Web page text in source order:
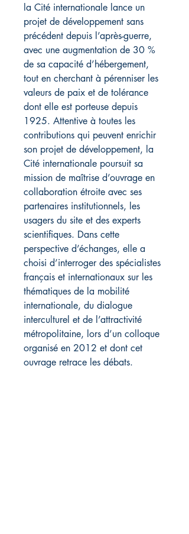
la Cité internationale lance un
projet de développement sans
précédent depuis l’après-guerre,
avec une augmentation de 30 %
de sa capacité d’hébergement,
tout en cherchant à pérenniser les
valeurs de paix et de tolérance
dont elle est porteuse depuis
1925. Attentive à toutes les
contributions qui peuvent enrichir
son projet de développement, la
Cité internationale poursuit sa
mission de maîtrise d’ouvrage en
collaboration étroite avec ses
partenaires institutionnels, les
usagers du site et des experts
scientifiques. Dans cette
perspective d’échanges, elle a
choisi d’interroger des spécialistes
français et internationaux sur les
thématiques de la mobilité
internationale, du dialogue
interculturel et de l’attractivité
métropolitaine, lors d’un colloque
organisé en 2012 et dont cet
ouvrage retrace les débats.